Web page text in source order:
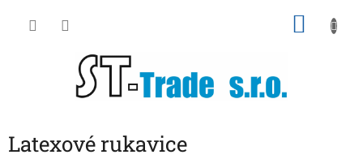
Latexové rukavice